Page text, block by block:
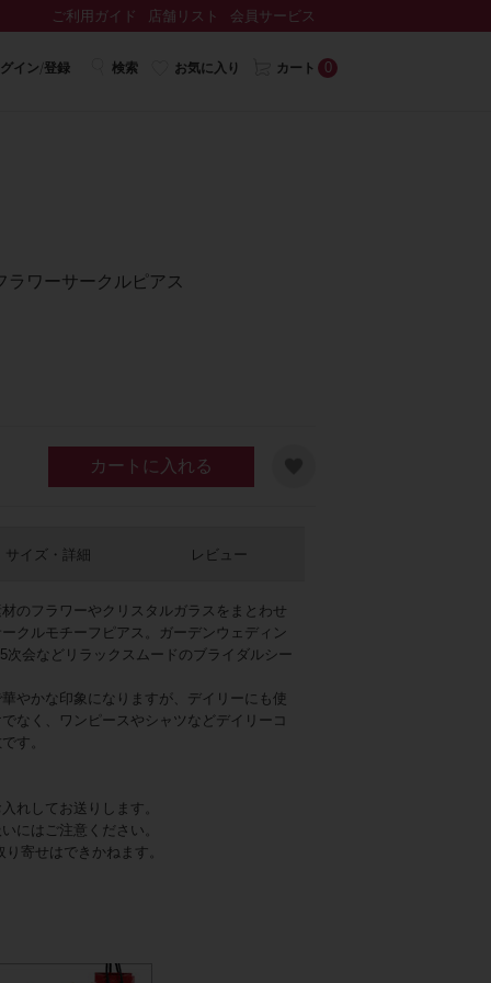
ご利用ガイド 店舗リスト 会員サービス
イン/登録 検索 お気に入り カート 0
ワーサークルピアス
カートに入れる
のフラワーやクリスタルガラスをまとわせ
クルモチーフピアス。ガーデンウェディン
次会などリラックスムードのブライダルシー
やかな印象になりますが、デイリーにも使
なく、ワンピースやシャツなどデイリーコ
す。
れしてお送りします。
にはご注意ください。
寄せはできかねます。
サイズ・詳細 レビュー